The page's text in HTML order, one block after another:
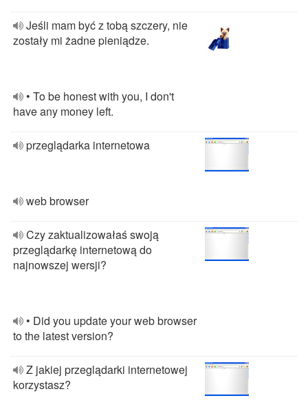
Jeśli mam być z tobą szczery, nie
zostały mi żadne pieniądze.
• To be honest with you, I don't
have any money left.
przeglądarka internetowa
web browser
Czy zaktualizowałaś swoją
przeglądarkę internetową do
najnowszej wersji?
• Did you update your web browser
to the latest version?
Z jakiej przeglądarki internetowej
korzystasz?